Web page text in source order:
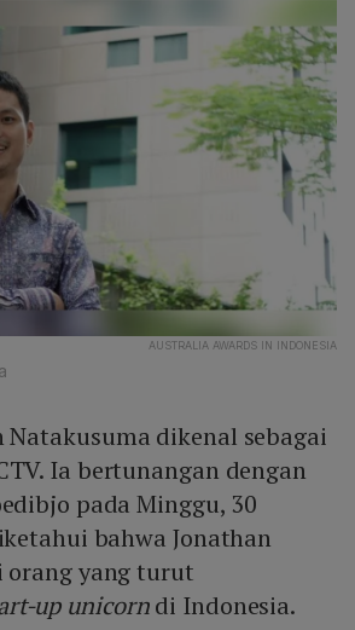
AUSTRALIA AWARDS IN INDONESIA
Natakusuma dikenal sebagai
Ia bertunangan dengan
pada Minggu, 30
bahwa Jonathan
orang yang turut
up unicorndi Indonesia.